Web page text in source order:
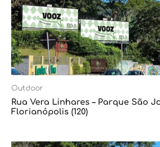
Outdoor
Rua Vera Linhares – Parque São
Florianópolis (120)